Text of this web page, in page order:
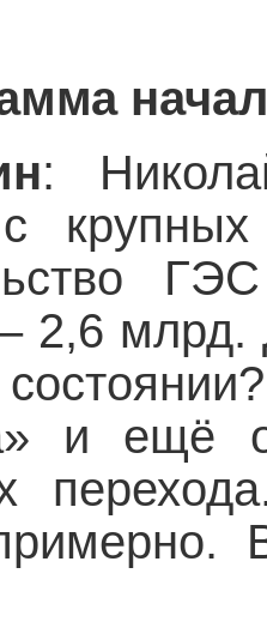
:
крупных
2,6 млрд.
и ещё